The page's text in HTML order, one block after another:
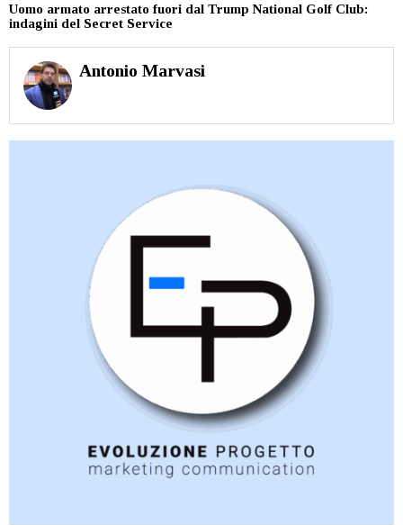
Uomo armato arrestato fuori dal Trump National Golf Club:
indagini del Secret Service
Antonio Marvasi